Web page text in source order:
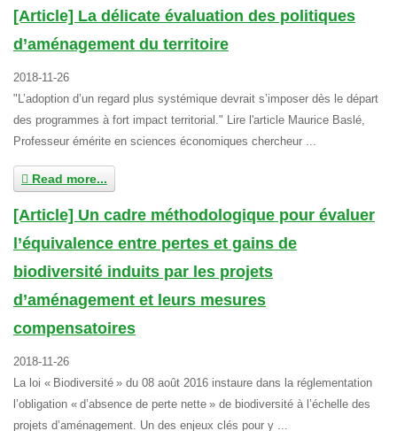
[Article] La délicate évaluation des politiques
d’aménagement du territoire
2018-11-26
"L’adoption d’un regard plus systémique devrait s’imposer dès le départ
des programmes à fort impact territorial." Lire l'article Maurice Baslé,
Professeur émérite en sciences économiques chercheur ...
Read more...
[Article] Un cadre méthodologique pour évaluer
l’équivalence entre pertes et gains de
biodiversité induits par les projets
d’aménagement et leurs mesures
compensatoires
2018-11-26
La loi « Biodiversité » du 08 août 2016 instaure dans la réglementation
l’obligation « d’absence de perte nette » de biodiversité à l’échelle des
projets d’aménagement. Un des enjeux clés pour y ...